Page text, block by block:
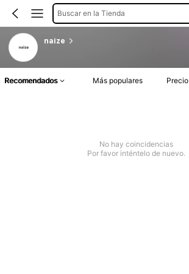
Buscar en la Tienda
naize
Recomendados Más populares Precio
No hay coincidencias
Por favor inténtelo de nuevo.